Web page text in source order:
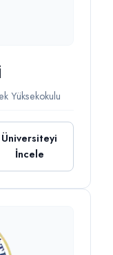
Yüksekokulu
Üniversiteyi
İncele